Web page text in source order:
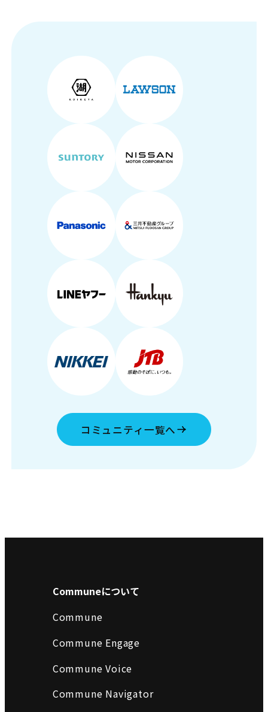
コミュニティ一覧へ
Communeについて
Commune
Commune Engage
Commune Voice
Commune Navigator